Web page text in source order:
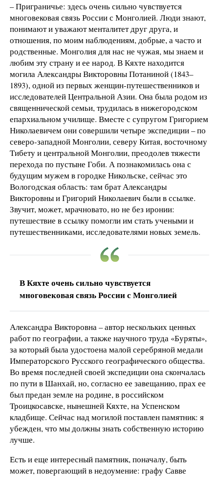
– Приграничье: здесь очень сильно чувствуется
многовековая связь России с Монголией. Люди знают,
понимают и уважают менталитет друг друга, и
отношения, по моим наблюдениям, добрые, а часто и
родственные. Монголия для нас не чужая, мы знаем и
любим эту страну и ее народ. В Кяхте находится
могила Александры Викторовны Потаниной (1843–
1893), одной из первых женщин-путешественников и
исследователей Центральной Азии. Она была родом из
священнической семьи, трудилась в нижегородском
епархиальном училище. Вместе с супругом Григорием
Николаевичем они совершили четыре экспедиции – по
северо-западной Монголии, северу Китая, восточному
Тибету и центральной Монголии, преодолев тяжести
перехода по пустыне Гоби. А познакомилась она с
будущим мужем в городке Никольске, сейчас это
Вологодская область: там брат Александры
Викторовны и Григорий Николаевич были в ссылке.
Звучит, может, мрачновато, но не без иронии:
путешествие в ссылку помогли им стать учеными и
путешественниками, исследователями новых земель.
В Кяхте очень сильно чувствуется
многовековая связь России с Монголией
Александра Викторовна – автор нескольких ценных
работ по географии, а также научного труда «Буряты»,
за который была удостоена малой серебряной медали
Императорского Русского географического общества.
Во время последней своей экспедиции она скончалась
по пути в Шанхай, но, согласно ее завещанию, прах ее
был предан земле на родине, в российском
Троицкосавске, нынешней Кяхте, на Успенском
кладбище. Сейчас над могилой поставлен памятник: я
убежден, что мы должны знать собственную историю
лучше.
Есть и еще интересный памятник, поначалу, быть
может, повергающий в недоумение: графу Савве